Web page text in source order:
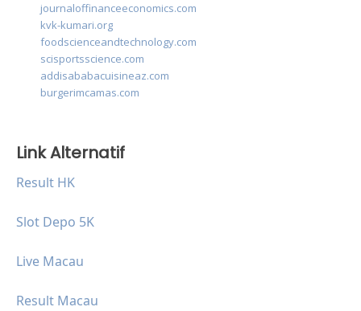
journaloffinanceeconomics.com
kvk-kumari.org
foodscienceandtechnology.com
scisportsscience.com
addisababacuisineaz.com
burgerimcamas.com
Link Alternatif
Result HK
Slot Depo 5K
Live Macau
Result Macau